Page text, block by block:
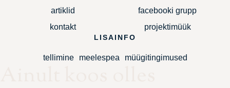
artiklid
kontakt
facebooki grupp
projektimüük
LISAINFO
tellimine meelespea müügitingimused